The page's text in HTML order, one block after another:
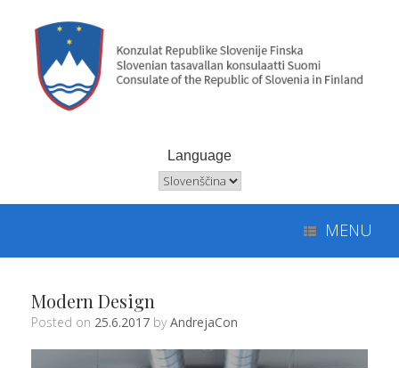
content
Language
Language
MENU
Modern Design
Posted on 25.6.2017 byAndrejaCon